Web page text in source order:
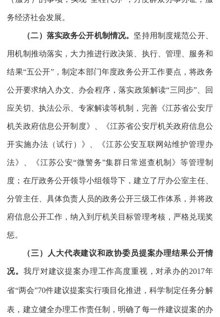
务经济社会发展。
（二）落实政务公开机制情况。 坚持用制度规范公开、
用机制推动落实，大力推进行政决策、执行、管理、服务和
结果“五公开”，制定本部门年度政务公开工作要点，将政务
公开要求纳入办文、办会程序，落实政策解读“三同步”、回
应关切、执法公示、专家解读等机制，完善《江苏省公安厅
机关政府信息公开制度》、《江苏省公安厅机关政府信息公
开实施办法（试行）》、《江苏公安互联网站维护管理办
法》、《江苏公安“微警务”集群日常巡查机制》等管理制
度；在厅政务公开领导小组领导下，建立了厅办公室主任、
分管主任、具体负责人员的政务公开三级工作体系，并将政
府信息公开工作，纳入到厅机关目标管理考核，严格兑现奖
惩。
（三）人大代表建议和政协委员提案办理结果公开情
况。我厅对建议提案办理工作高度重视，对承办的2017年
省“两会”70件建议提案实行项目化推进，科学制定任务分解
表，建立健全办理工作责任制，明确了每一件建议提案的办